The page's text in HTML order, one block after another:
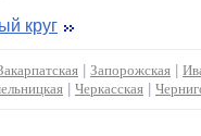
круг
Запорожская
Черкасская